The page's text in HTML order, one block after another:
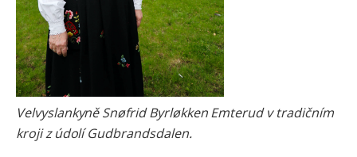
Velvyslankyně Snøfrid Byrløkken Emterud v tradičním
kroji z údolí Gudbrandsdalen.